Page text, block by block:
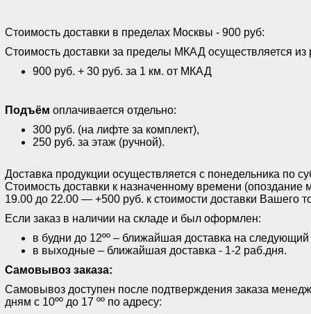
Стоимость доставки в пределах Москвы - 900 руб:
Стоимость доставки за пределы МКАД осуществляется из
900 руб. + 30 руб. за 1 км. от МКАД
Подъём оплачивается отдельно:
300 руб. (на лифте за комплект),
250 руб. за этаж (ручной).
Доставка продукции осуществляется с понедельника по
Стоимость доставки к назначенному времени (опоздание
19.00 до 22.00 — +500 руб. к стоимости доставки Вашего
Если заказ в наличии на складе и был оформлен:
в будни до 12ºº – ближайшая доставка на следующий
в выходные – ближайшая доставка - 1-2 раб.дня.
Самовывоз заказа:
Самовывоз доступен после подтверждения заказа
дням с 10ºº до 17 ºº по адресу: